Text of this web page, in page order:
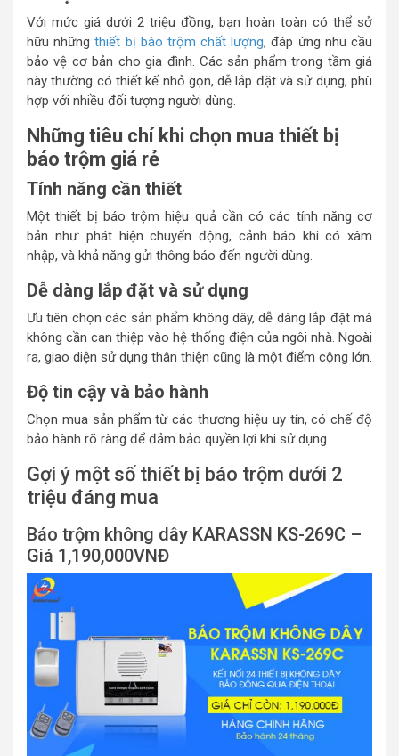
Với mức giá dưới 2 triệu đồng, bạn hoàn toàn có thể sở
hữu nhữngthiết bị báo trộm chất lượng, đáp ứng nhu cầu
bảo vệ cơ bản cho gia đình. Các sản phẩm trong tầm giá
này thường có thiết kế nhỏ gọn, dễ lắp đặt và sử dụng, phù
hợp với nhiều đối tượng người dùng.
Những tiêu chí khi chọn mua thiết bị
báo trộm giá rẻ
Tính năng cần thiết
Một thiết bị báo trộm hiệu quả cần có các tính năng cơ
bản như: phát hiện chuyển động, cảnh báo khi có xâm
nhập, và khả năng gửi thông báo đến người dùng.
Dễ dàng lắp đặt và sử dụng
Ưu tiên chọn các sản phẩm không dây, dễ dàng lắp đặt mà
không cần can thiệp vào hệ thống điện của ngôi nhà. Ngoài
ra, giao diện sử dụng thân thiện cũng là một điểm cộng lớn.
Độ tin cậy và bảo hành
Chọn mua sản phẩm từ các thương hiệu uy tín, có chế độ
bảo hành rõ ràng để đảm bảo quyền lợi khi sử dụng.
Gợi ý một số thiết bị báo trộm dưới 2
triệu đáng mua
Báo trộm không dây KARASSN KS-269C –
Giá 1,190,000VNĐ